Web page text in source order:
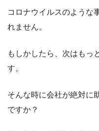
コロナウイルスのような
れません。
もしかしたら、次はもっ
す。
そんな時に会社が絶対に
ですか？